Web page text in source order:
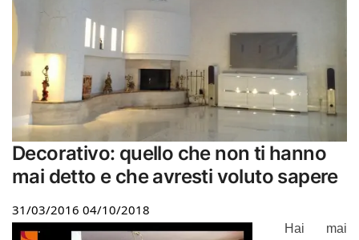
Decorativo: quello che non ti hanno
mai detto e che avresti voluto sapere
31/03/2016 04/10/2018
Hai mai